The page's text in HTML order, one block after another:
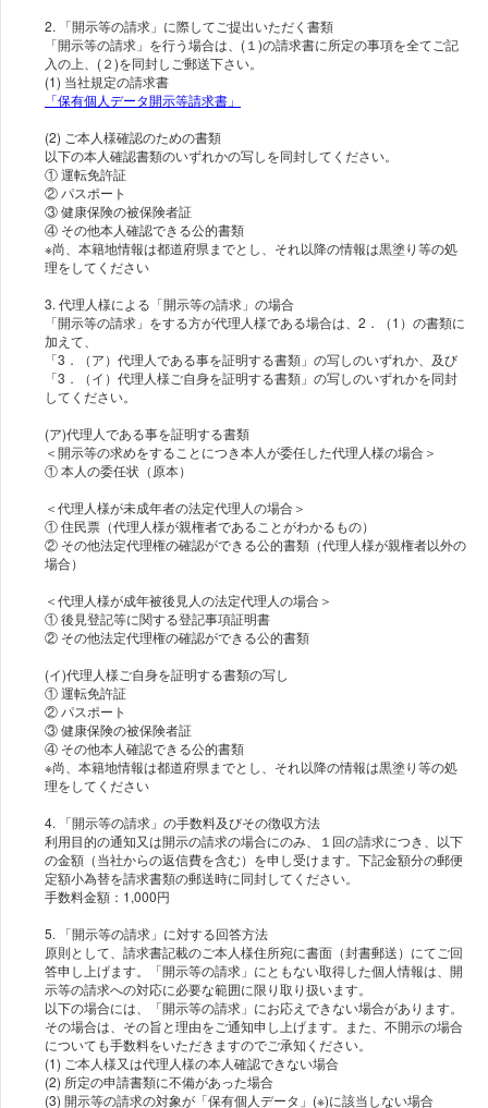
2. 「開示等の請求」に際してご提出いただく書類
「開示等の請求」を行う場合は、(１)の請求書に所定の事項を全てご記
入の上、(２)を同封しご郵送下さい。
「保有個人データ開示等請求書」
(2) ご本人様確認のための書類
以下の本人確認書類のいずれかの写しを同封してください。
① 運転免許証
② パスポート
③ 健康保険の被保険者証
④ その他本人確認できる公的書類
※尚、本籍地情報は都道府県までとし、それ以降の情報は黒塗り等の処
理をしてください
3. 代理人様による「開示等の請求」の場合
「開示等の請求」をする方が代理人様である場合は、2．（1）の書類に
加えて、
「3．（ア）代理人である事を証明する書類」の写しのいずれか、及び
「3．（イ）代理人様ご自身を証明する書類」の写しのいずれかを同封
(ア)代理人である事を証明する書類
＜開示等の求めをすることにつき本人が委任した代理人様の場合＞
＜代理人様が未成年者の法定代理人の場合＞
① 住民票（代理人様が親権者であることがわかるもの）
② その他法定代理権の確認ができる公的書類（代理人様が親権者以外の
＜代理人様が成年被後見人の法定代理人の場合＞
① 後見登記等に関する登記事項証明書
(イ)代理人様ご自身を証明する書類の写し
① 運転免許証
② パスポート
③ 健康保険の被保険者証
④ その他本人確認できる公的書類
※尚、本籍地情報は都道府県までとし、それ以降の情報は黒塗り等の処
理をしてください
4. 「開示等の請求」の手数料及びその徴収方法
利用目的の通知又は開示の請求の場合にのみ、１回の請求につき、以下
の金額（当社からの返信費を含む）を申し受けます。下記金額分の郵便
定額小為替を請求書類の郵送時に同封してください。
手数料金額：1,000円
5. 「開示等の請求」に対する回答方法
原則として、請求書記載のご本人様住所宛に書面（封書郵送）にてご回
答申し上げます。「開示等の請求」にともない取得した個人情報は、開
示等の請求への対応に必要な範囲に限り取り扱います。
以下の場合には、「開示等の請求」にお応えできない場合があります。
その場合は、その旨と理由をご通知申し上げます。また、不開示の場合
についても手数料をいただきますのでご承知ください。
(1) ご本人様又は代理人様の本人確認できない場合
(2) 所定の申請書類に不備があった場合
(3) 開示等の請求の対象が「保有個人データ」(※)に該当しない場合